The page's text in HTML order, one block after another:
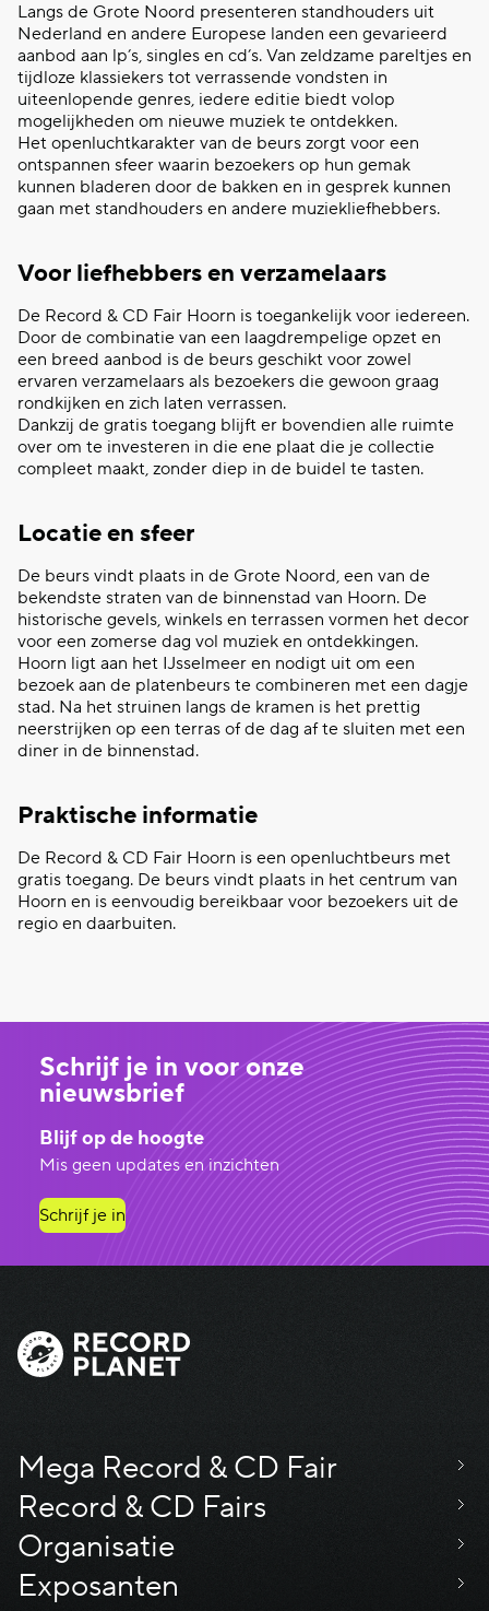
Langs de Grote Noord presenteren standhouders uit
Nederland en andere Europese landen een gevarieerd
aanbod aan lp’s, singles en cd’s. Van zeldzame pareltjes en
tijdloze klassiekers tot verrassende vondsten in
uiteenlopende genres, iedere editie biedt volop
mogelijkheden om nieuwe muziek te ontdekken.
Het openluchtkarakter van de beurs zorgt voor een
ontspannen sfeer waarin bezoekers op hun gemak
kunnen bladeren door de bakken en in gesprek kunnen
gaan met standhouders en andere muziekliefhebbers.
Voor liefhebbers en verzamelaars
De Record & CD Fair Hoorn is toegankelijk voor iedereen.
Door de combinatie van een laagdrempelige opzet en
een breed aanbod is de beurs geschikt voor zowel
ervaren verzamelaars als bezoekers die gewoon graag
rondkijken en zich laten verrassen.
Dankzij de gratis toegang blijft er bovendien alle ruimte
over om te investeren in die ene plaat die je collectie
compleet maakt, zonder diep in de buidel te tasten.
Locatie en sfeer
De beurs vindt plaats in de Grote Noord, een van de
bekendste straten van de binnenstad van Hoorn. De
historische gevels, winkels en terrassen vormen het decor
voor een zomerse dag vol muziek en ontdekkingen.
Hoorn ligt aan het IJsselmeer en nodigt uit om een
bezoek aan de platenbeurs te combineren met een dagje
stad. Na het struinen langs de kramen is het prettig
neerstrijken op een terras of de dag af te sluiten met een
diner in de binnenstad.
Praktische informatie
De Record & CD Fair Hoorn is een openluchtbeurs met
gratis toegang. De beurs vindt plaats in het centrum van
Hoorn en is eenvoudig bereikbaar voor bezoekers uit de
regio en daarbuiten.
Schrijf je in voor onze
nieuwsbrief
Blijf op de hoogte
Mis geen updates en inzichten
Schrijf je in
Mega Record & CD Fair
Record & CD Fairs
Organisatie
Exposanten